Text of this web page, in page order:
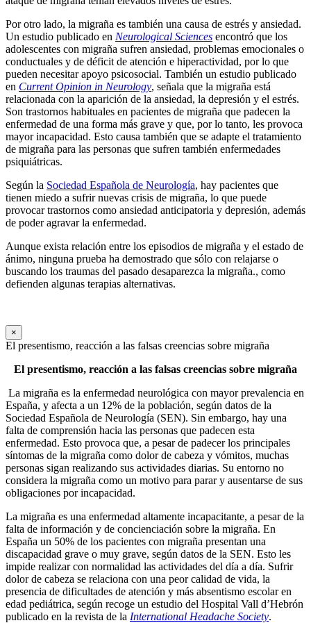
Por otro lado, la migraña es también una causa de estrés y ansiedad.
Un estudio publicado en Neurological Sciences encontró que los
adolescentes con migraña sufren ansiedad, problemas emocionales o
conductuales y de déficit de atención e hiperactividad, por lo que
pueden necesitar apoyo psicosocial. También un estudio publicado
en Current Opinion in Neurology, señala que la migraña está
relacionada con la aparición de la ansiedad, la depresión y el estrés.
Son trastornos habituales en pacientes de migraña que padecen la
enfermedad de una forma más grave y que, por lo tanto, les provoca
mayor incapacidad. Esto causa también que se adapte el tratamiento
de migraña para las personas que sufren también enfermedades
psiquiátricas.
Según la Sociedad Española de Neurología, hay pacientes que
tienen miedo a sufrir nuevas crisis de migraña, lo que puede
provocar trastornos como ansiedad anticipatoria y depresión, además
de poder agravar la enfermedad.
Aunque exista relación entre los episodios de migraña y el estado de
ánimo, ninguna prueba ha demostrado que sólo con relajarse o
buscando los traumas del pasado desaparezca la migraña., como
defienden algunas terapias alternativas.
×
El presentismo, reacción a las falsas creencias sobre migraña
El presentismo, reacción a las falsas creencias sobre migraña
La migraña es la enfermedad neurológica con mayor prevalencia en
España, y afecta a un 12% de la población, según datos de la
Sociedad Española de Neurología (SEN). Sin embargo, hay una
falta de comprensión hacia las personas que padecen esta
enfermedad. Esto provoca que, a pesar de padecer los principales
síntomas de la migraña como dolor de cabeza y vómitos, muchas
personas sigan realizando sus actividades diarias. Su entorno no
considera la migraña como un motivo para parar y ausentarse de sus
obligaciones por incapacidad.
La migraña es una enfermedad altamente incapacitante, a pesar de la
falta de información y de concienciación sobre la migraña. En
España un 50% de los pacientes con migraña presentan una
discapacidad grave o muy grave, según datos de la SEN. Esto les
impide realizar con normalidad las actividades del día a día. Sufrir
dolor de cabeza se relaciona con una peor calidad de vida, la
presencia de dificultades de atención y más absentismo escolar en
edad pediátrica, según recoge un estudio del Hospital Vall d’Hebrón
publicado en la revista de la International Headache Society.